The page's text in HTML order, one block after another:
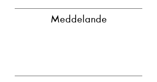
Meddelande